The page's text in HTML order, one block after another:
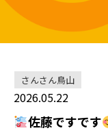
さんさん鳥山
2026.05.22
佐藤ですです